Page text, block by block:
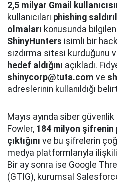
2,5 milyar Gmail
kullanıcıları phishing
olmaları konusunda
ShinyHunters isimli bir
sızdırma sitesi kurduğunu
hedef aldığını açıkladı.
shinycorp@tuta.com ve
adreslerinin kullanıldığı
Mayıs ayında siber
Fowler, 184 milyon şifrenin
çıktığını ve bu şifrelerin
medya platformlarıyla
Bir ay sonra ise Google
(GTIG), kurumsal